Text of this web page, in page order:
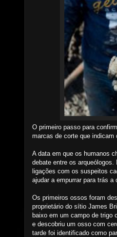
O primeiro passo para
marcas de corte que indicam
A data em que os humanos
debate entre os
ligações com os suspeitos
ajudar a empurrar para trás
Os primeiros ossos foram
proprietário do sítio James
baixo em um campo de trigo
e descobriu um osso com
tarde foi identificado como